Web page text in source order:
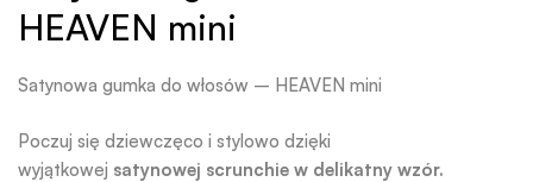
HEAVEN mini
Satynowa gumka do włosów – HEAVEN mini
Poczuj się dziewczęco i stylowo dzięki
wyjątkowej satynowej scrunchie w delikatny wzór.